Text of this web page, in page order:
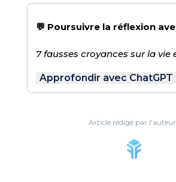
💬 Poursuivre la réflexion
7 fausses croyances sur la vie
Approfondir avec ChatGPT
Article rédigé par l'auteur